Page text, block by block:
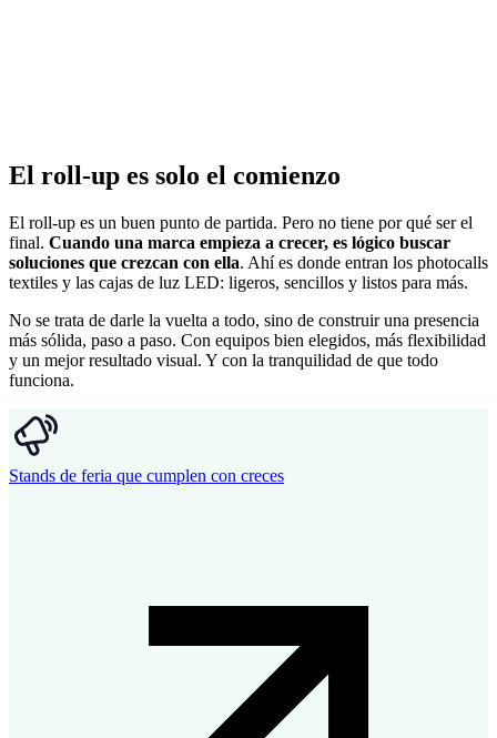
El roll-up es solo el comienzo
El roll-up es un buen punto de partida. Pero no tiene por qué ser el
final. Cuando una marca empieza a crecer, es lógico buscar
soluciones que crezcan con ella. Ahí es donde entran los photocalls
textiles y las cajas de luz LED: ligeros, sencillos y listos para más.
No se trata de darle la vuelta a todo, sino de construir una presencia
más sólida, paso a paso. Con equipos bien elegidos, más flexibilidad
y un mejor resultado visual. Y con la tranquilidad de que todo
funciona.
Stands de feria que cumplen con creces